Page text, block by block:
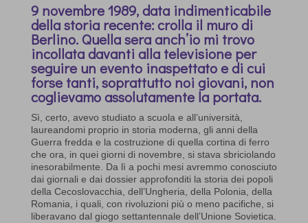
9 novembre 1989, data indimenticabile
della storia recente: crolla il muro di
Berlino. Quella sera anch’io mi trovo
incollata davanti alla televisione per
seguire un evento inaspettato e di cui
forse tanti, soprattutto noi giovani, non
coglievamo assolutamente la portata.
Sì, certo, avevo studiato a scuola e all’università,
laureandomi proprio in storia moderna, gli anni della
Guerra fredda e la costruzione di quella cortina di ferro
che ora, in quei giorni di novembre, si stava sbriciolando
inesorabilmente. Da lì a pochi mesi avremmo conosciuto
dai giornali e dai dossier approfonditi la storia dei popoli
della Cecoslovacchia, dell’Ungheria, della Polonia, della
Romania, i quali, con rivoluzioni più o meno pacifiche, si
liberavano dal giogo settantennale dell’Unione Sovietica.